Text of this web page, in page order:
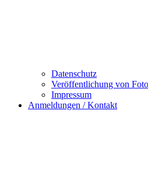
Datenschutz
Veröffentlichung von
Impressum
Anmeldungen / Kontakt